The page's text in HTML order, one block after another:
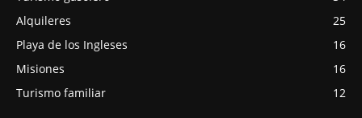
Alquileres
25
Playa de los Ingleses
16
Misiones
16
Turismo familiar
12